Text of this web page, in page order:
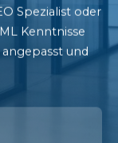
Spezialist oder
Kenntnisse
und